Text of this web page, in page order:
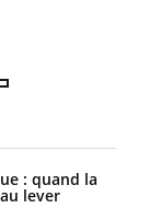
: quand la
lever